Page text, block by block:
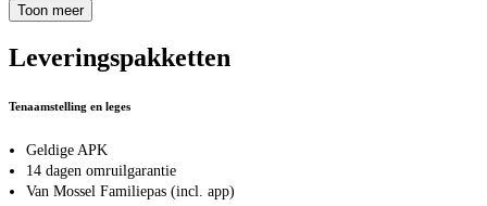
Toon meer
Leveringspakketten
Tenaamstelling en leges
Geldige APK
14 dagen omruilgarantie
Van Mossel Familiepas (incl. app)